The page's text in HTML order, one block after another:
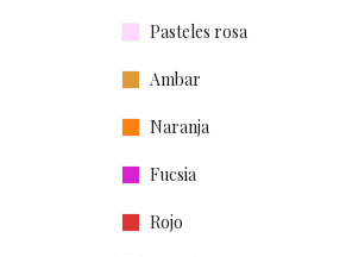
Pasteles rosa
Ambar
Naranja
Fucsia
Rojo